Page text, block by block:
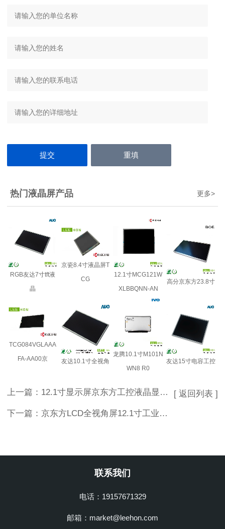
更多>
热门液晶屏产品
RGB友达7寸tft液
晶
京瓷8.4寸液晶屏T
CG
12.1寸MCG121W
XLBBQNN-AN
高分京东方23.8寸
TCG084VGLAAA
FA-AA00京
友达10.1寸全视角
龙腾10.1寸M101N
WN8 R0
友达15寸电容工控
上一篇： 12.1寸显示屏京东方工控液晶显示模组EV121X0M-N10
下一篇： 京东方LCD全视角屏12.1寸工业设备液晶屏EV121WXM-N10
[ 返回列表 ]
联系我们
电话：19157671329
邮箱：market@leehon.com